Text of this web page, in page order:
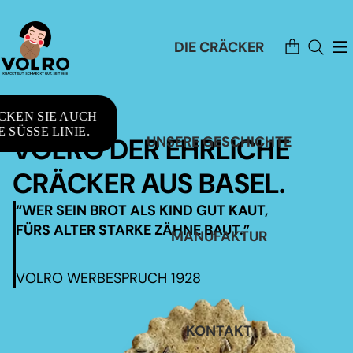
DIE CRÄCKER
UNSERE GESCHICHTE
MANUFAKTUR
KONTAKT
Artikel
im
Warenkorb
SIE AUCH
SÜSSE LINIE.
VOLRO DER EHRLICHE
CRÄCKER AUS BASEL.
“WER SEIN BROT ALS KIND GUT KAUT,
FÜRS ALTER STARKE ZÄHNE BAUT.”
VOLRO WERBESPRUCH 1928